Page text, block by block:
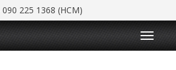
225 1368 (HCM)
T
o
g